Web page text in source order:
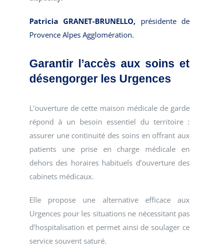
Patricia GRANET-BRUNELLO, présidente de
Provence Alpes Agglomération.
Garantir l’accès aux soins et
désengorger les Urgences
L’ouverture de cette maison médicale de garde
répond à un besoin essentiel du territoire :
assurer une continuité des soins en offrant aux
patients une prise en charge médicale en
dehors des horaires habituels d’ouverture des
cabinets médicaux.
Elle propose une alternative efficace aux
Urgences pour les situations ne nécessitant pas
d’hospitalisation et permet ainsi de soulager ce
service souvent saturé.